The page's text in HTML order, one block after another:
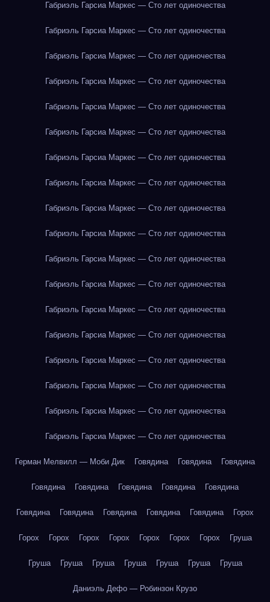
Габриэль Гарсиа Маркес — Сто лет одиночества
Габриэль Гарсиа Маркес — Сто лет одиночества
Габриэль Гарсиа Маркес — Сто лет одиночества
Габриэль Гарсиа Маркес — Сто лет одиночества
Габриэль Гарсиа Маркес — Сто лет одиночества
Габриэль Гарсиа Маркес — Сто лет одиночества
Габриэль Гарсиа Маркес — Сто лет одиночества
Габриэль Гарсиа Маркес — Сто лет одиночества
Габриэль Гарсиа Маркес — Сто лет одиночества
Габриэль Гарсиа Маркес — Сто лет одиночества
Габриэль Гарсиа Маркес — Сто лет одиночества
Габриэль Гарсиа Маркес — Сто лет одиночества
Габриэль Гарсиа Маркес — Сто лет одиночества
Габриэль Гарсиа Маркес — Сто лет одиночества
Габриэль Гарсиа Маркес — Сто лет одиночества
Габриэль Гарсиа Маркес — Сто лет одиночества
Габриэль Гарсиа Маркес — Сто лет одиночества
Габриэль Гарсиа Маркес — Сто лет одиночества
Герман Мелвилл — Моби Дик Говядина Говядина Говядина
Говядина Говядина Говядина Говядина Говядина
Говядина Говядина Говядина Говядина Говядина Горох
Горох Горох Горох Горох Горох Горох Горох Груша
Груша Груша Груша Груша Груша Груша Груша
Даниэль Дефо — Робинзон Крузо